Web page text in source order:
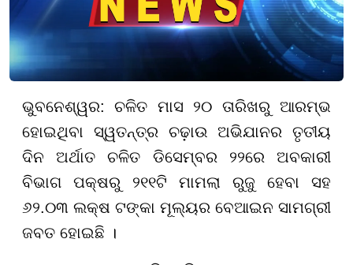
ଭୁବନେଶ୍ୱର: ଚଳିତ ମାସ ୨୦ ତାରିଖରୁ ଆରମ୍ଭ
ହୋଇଥିବା ସ୍ୱତନ୍ତ୍ର ଚଢ଼ାଉ ଅଭିଯାନର ତୃତୀୟ
ଦିନ ଅର୍ଥାତ ଚଳିତ ଡିସେମ୍ବର ୨୨ରେ ଅବକାରୀ
ବିଭାଗ ପକ୍ଷରୁ ୨୧୧ଟି ମାମଲା ରୁଜୁ ହେବା ସହ
୬୨.୦୩ ଲକ୍ଷ ଟଙ୍କା ମୂଲ୍ୟର ବେଆଇନ ସାମଗ୍ରୀ
ଜବତ ହୋଇଛି ।